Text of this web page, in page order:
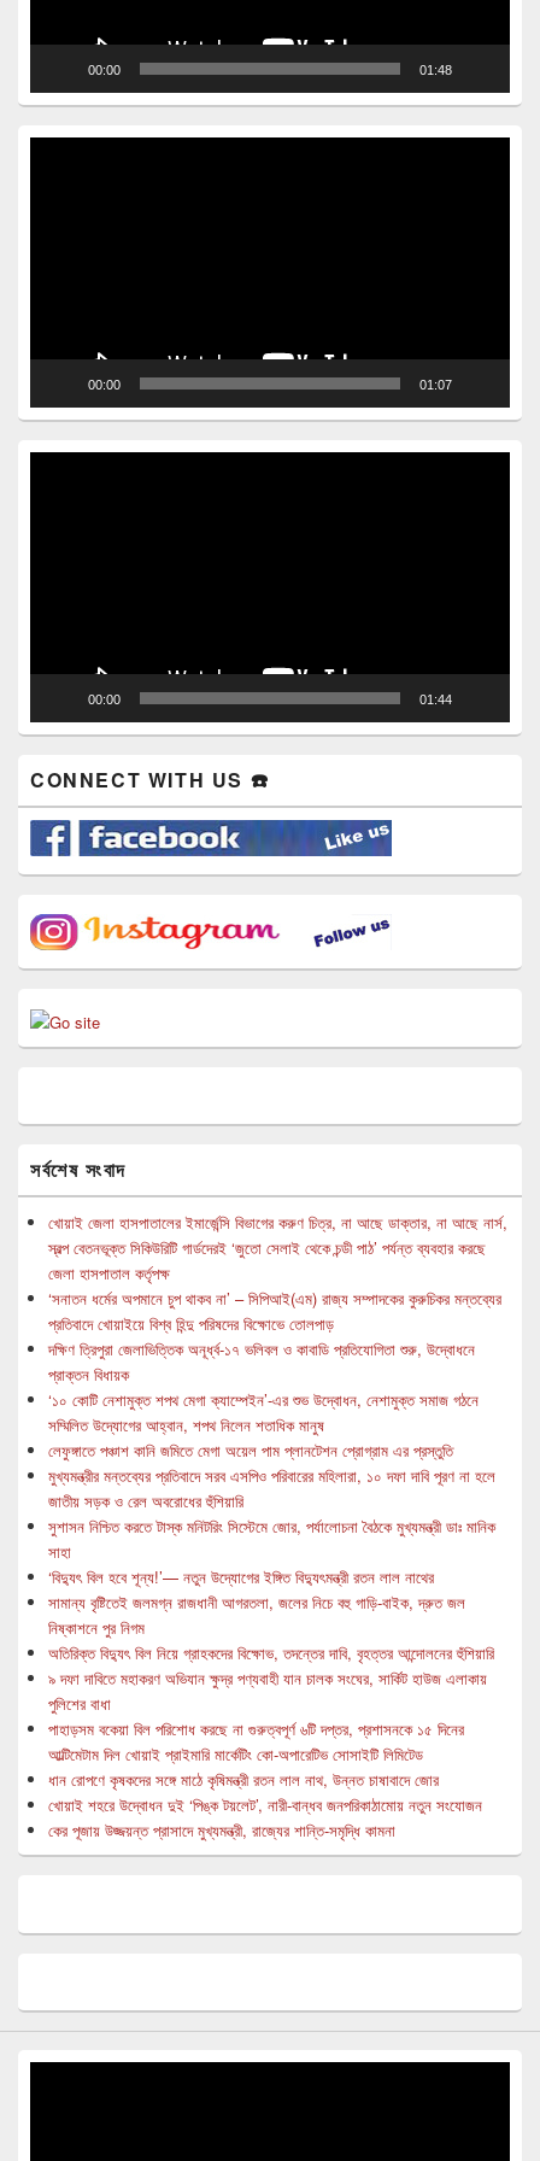
00:00 01:48
00:00 01:07
00:00 01:44
CONNECT WITH US ☎️
সর্বশেষ সংবাদ
খোয়াই জেলা হাসপাতালের ইমার্জেন্সি বিভাগের করুণ চিত্র, না আছে ডাক্তার, না আছে নার্স,
স্বল্প বেতনভূক্ত সিকিউরিটি গার্ডদেরই ‘জুতো সেলাই থেকে চন্ডী পাঠ’ পর্যন্ত ব্যবহার করছে
জেলা হাসপাতাল কর্তৃপক্ষ
‘সনাতন ধর্মের অপমানে চুপ থাকব না’ – সিপিআই(এম) রাজ্য সম্পাদকের কুরুচিকর মন্তব্যের
প্রতিবাদে খোয়াইয়ে বিশ্ব হিন্দু পরিষদের বিক্ষোভে তোলপাড়
দক্ষিণ ত্রিপুরা জেলাভিত্তিক অনূর্ধ্ব-১৭ ভলিবল ও কাবাডি প্রতিযোগিতা শুরু, উদ্বোধনে
প্রাক্তন বিধায়ক
‘১০ কোটি নেশামুক্ত শপথ মেগা ক্যাম্পেইন’-এর শুভ উদ্বোধন, নেশামুক্ত সমাজ গঠনে
সম্মিলিত উদ্যোগের আহ্বান, শপথ নিলেন শতাধিক মানুষ
লেফুঙ্গাতে পঞ্চাশ কানি জমিতে মেগা অয়েল পাম প্লানটেশন প্রোগ্রাম এর প্রস্তুতি
মুখ্যমন্ত্রীর মন্তব্যের প্রতিবাদে সরব এসপিও পরিবারের মহিলারা, ১০ দফা দাবি পূরণ না হলে
জাতীয় সড়ক ও রেল অবরোধের হুঁশিয়ারি
সুশাসন নিশ্চিত করতে টাস্ক মনিটরিং সিস্টেমে জোর, পর্যালোচনা বৈঠকে মুখ্যমন্ত্রী ডাঃ মানিক
সাহা
‘বিদ্যুৎ বিল হবে শূন্য!’— নতুন উদ্যোগের ইঙ্গিত বিদ্যুৎমন্ত্রী রতন লাল নাথের
সামান্য বৃষ্টিতেই জলমগ্ন রাজধানী আগরতলা, জলের নিচে বহু গাড়ি-বাইক, দ্রুত জল
নিষ্কাশনে পুর নিগম
অতিরিক্ত বিদ্যুৎ বিল নিয়ে গ্রাহকদের বিক্ষোভ, তদন্তের দাবি, বৃহত্তর আন্দোলনের হুঁশিয়ারি
৯ দফা দাবিতে মহাকরণ অভিযান ক্ষুদ্র পণ্যবাহী যান চালক সংঘের, সার্কিট হাউজ এলাকায়
পুলিশের বাধা
পাহাড়সম বকেয়া বিল পরিশোধ করছে না গুরুত্বপূর্ণ ৬টি দপ্তর, প্রশাসনকে ১৫ দিনের
আল্টিমেটাম দিল খোয়াই প্রাইমারি মার্কেটিং কো-অপারেটিভ সোসাইটি লিমিটেড
ধান রোপণে কৃষকদের সঙ্গে মাঠে কৃষিমন্ত্রী রতন লাল নাথ, উন্নত চাষাবাদে জোর
খোয়াই শহরে উদ্বোধন দুই ‘পিঙ্ক টয়লেট’, নারী-বান্ধব জনপরিকাঠামোয় নতুন সংযোজন
কের পূজায় উজ্জয়ন্ত প্রাসাদে মুখ্যমন্ত্রী, রাজ্যের শান্তি-সমৃদ্ধি কামনা